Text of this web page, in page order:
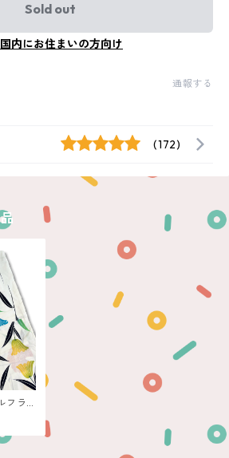
Sold out
内にお住まいの方向け
通報する
(172)
ラ